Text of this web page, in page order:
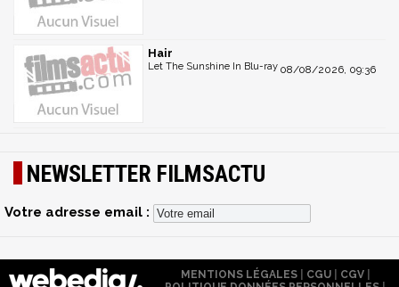
Hair
08/08/2026, 09:36
Let The Sunshine In Blu-ray
NEWSLETTER FILMSACTU
Votre adresse email :
MENTIONS LÉGALES| CGU| CGV|